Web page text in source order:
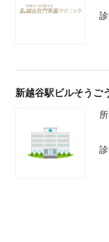
新越谷駅ビルそうご